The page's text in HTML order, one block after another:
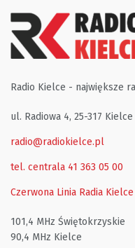
Radio Kielce - największe
ul. Radiowa 4, 25-317 Kielce
radio@radiokielce.pl
tel. centrala 41 363 05 00
Czerwona Linia Radia Kielce
101,4 MHz Świętokrzyskie
90,4 MHz Kielce